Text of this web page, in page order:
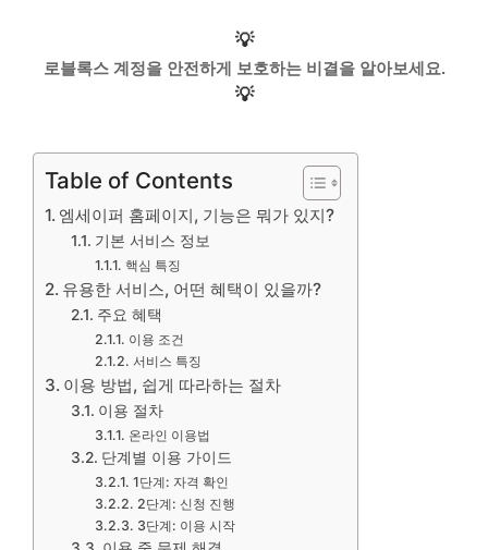
💡
로블록스 계정을 안전하게 보호하는 비결을 알아보세요.
💡
Table of Contents
엠세이퍼 홈페이지, 기능은 뭐가 있지?
기본 서비스 정보
핵심 특징
유용한 서비스, 어떤 혜택이 있을까?
주요 혜택
이용 조건
서비스 특징
이용 방법, 쉽게 따라하는 절차
이용 절차
온라인 이용법
단계별 이용 가이드
1단계: 자격 확인
2단계: 신청 진행
3단계: 이용 시작